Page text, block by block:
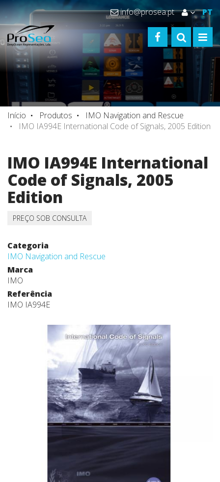
info@prosea.pt PT
FACEBOOK
TOGGLE
Início Produtos
IMO Navigation and Rescue
IMO IA994E International Code of Signals, 2005 Edition
IMO IA994E International
Code of Signals, 2005
Edition
PREÇO SOB CONSULTA
Categoria
IMO Navigation and Rescue
Marca
IMO
Referência
IMO IA994E